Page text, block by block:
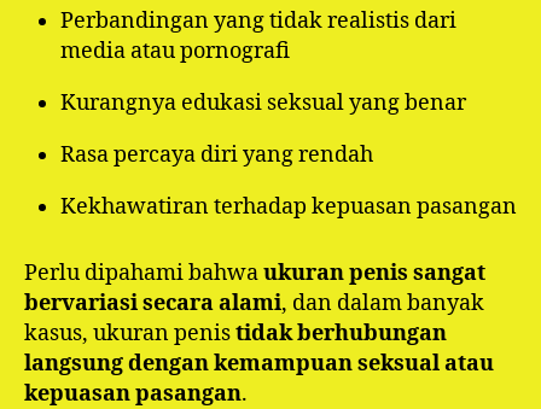
Perbandingan yang tidak realistis dari
media atau pornografi
Kurangnya edukasi seksual yang benar
Rasa percaya diri yang rendah
Kekhawatiran terhadap kepuasan pasangan
Perlu dipahami bahwaukuran penis sangat
bervariasi secara alami, dan dalam banyak
kasus, ukuran penistidak berhubungan
langsung dengan kemampuan seksual atau
kepuasan pasangan.